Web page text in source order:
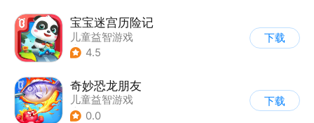
宝宝迷宫历险记
儿童益智游戏
| 启蒙早教
4.5
下载
奇妙恐龙朋友
儿童益智游戏
| 启蒙早教
0.0
下载